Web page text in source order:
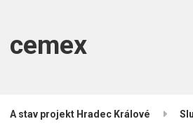
cemex
A stav projekt Hradec Králové